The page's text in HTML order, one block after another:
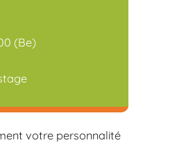
(Be)
votre personnalité